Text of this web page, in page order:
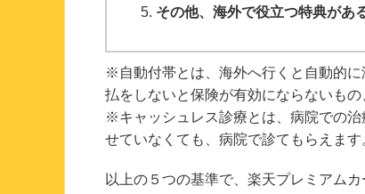
その他、海外で役立つ特典があ
※自動付帯とは、海外へ行くと自動的
払をしないと保険が有効にならないもの
※キャッシュレス診療とは、病院での
せていなくても、病院で診てもらえます
以上の５つの基準で、楽天プレミアム